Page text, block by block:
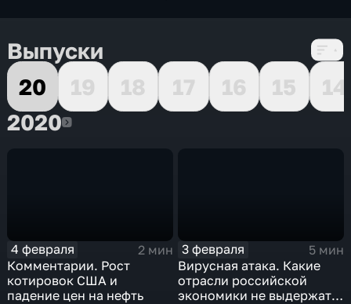
Выпуски
20
19 18 17 16 15
14
20202020
4 февраля
2 мин
Комментарии. Рост
котировок США и
падение цен на нефть
3 февраля
5 мин
Вирусная атака. Какие
отрасли российской
экономики не выдержат